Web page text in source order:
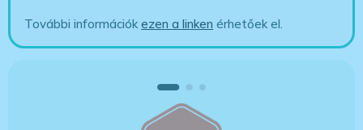
További információkezen a linken érhetőek el.